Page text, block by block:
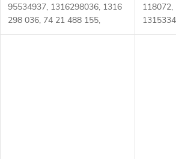
95534937, 1316298036, 1316
298 036, 74 21 488 155,
7421488155, 81 32420 6047,
118072,
1315